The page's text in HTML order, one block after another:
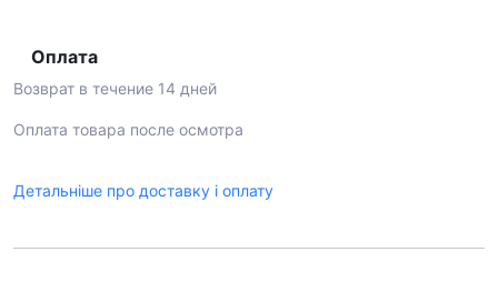
Оплата
Возврат в течение 14 дней
Оплата товара после осмотра
Детальніше про доставку і оплату